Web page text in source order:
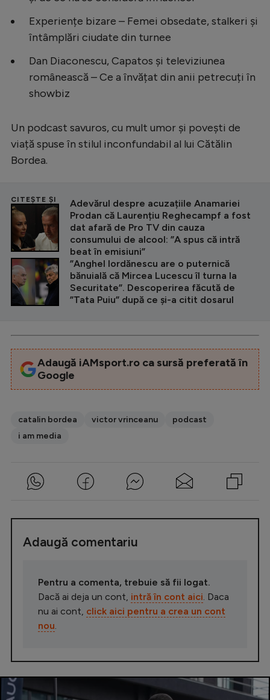
Experiențe bizare – Femei obsedate, stalkeri și
întâmplări ciudate din turnee
Dan Diaconescu, Capatos și televiziunea
românească – Ce a învățat din anii petrecuți în
showbiz
Un podcast savuros, cu mult umor și povești de
viață spuse în stilul inconfundabil al lui Cătălin
Bordea.
CITEȘTE ȘI
Adevărul despre acuzațiile Anamariei
Prodan că Laurențiu Reghecampf a fost
dat afară de Pro TV din cauza
consumului de alcool: ”A spus că intră
beat în emisiuni”
”Anghel Iordănescu are o puternică
bănuială că Mircea Lucescu îl turna la
Securitate”. Descoperirea făcută de
”Tata Puiu” după ce și-a citit dosarul
Adaugă iAMsport.ro ca sursă preferată în
Google
catalin bordea victor vrinceanu
podcast
i am media
Adaugă comentariu
Pentru a comenta, trebuie să fii logat.
Dacă ai deja un cont, intră în cont aici. Daca
nu ai cont, click aici pentru a crea un cont
nou.